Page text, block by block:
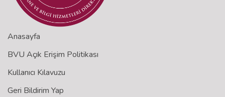
Anasayfa
BVU Açık Erişim Politikası
Kullanıcı Kılavuzu
Geri Bildirim Yap